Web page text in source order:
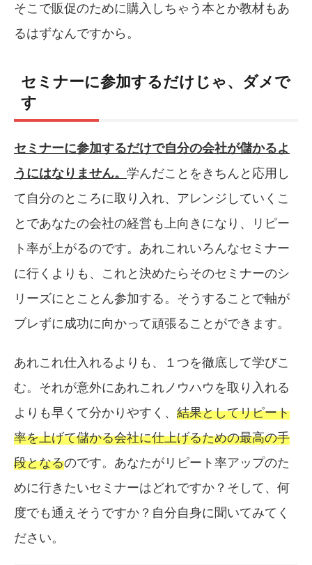
そこで販促のために購入しちゃう本とか教材もあ
るはずなんですから。
セミナーに参加するだけじゃ、ダメで
す
セミナーに参加するだけで自分の会社が儲かるよ
うにはなりません。 学んだことをきちんと応用し
て自分のところに取り入れ、アレンジしていくこ
とであなたの会社の経営も上向きになり、リピー
ト率が上がるのです。あれこれいろんなセミナー
に行くよりも、これと決めたらそのセミナーのシ
リーズにとことん参加する。そうすることで軸が
ブレずに成功に向かって頑張ることができます。
あれこれ仕入れるよりも、１つを徹底して学びこ
む。それが意外にあれこれノウハウを取り入れる
よりも早くて分かりやすく、 結果としてリピート
率を上げて儲かる会社に仕上げるための最高の手
段となるのです。あなたがリピート率アップのた
めに行きたいセミナーはどれですか？そして、何
度でも通えそうですか？自分自身に聞いてみてく
ださい。